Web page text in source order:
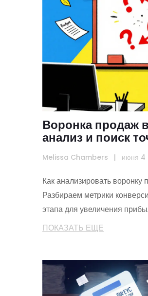
Воронка продаж
анализ и поиск
Melissa Chambers | июня 4
Как анализировать
Разбираем метрики
этапа для увеличения
ПОКАЗАТЬ ЕЩЕ